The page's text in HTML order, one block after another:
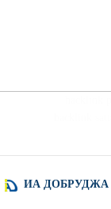
ИА